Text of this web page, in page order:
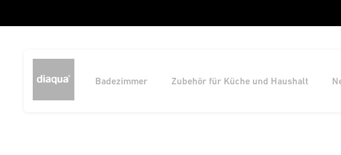
Badezimmer Zubehör für Küche und Haushalt